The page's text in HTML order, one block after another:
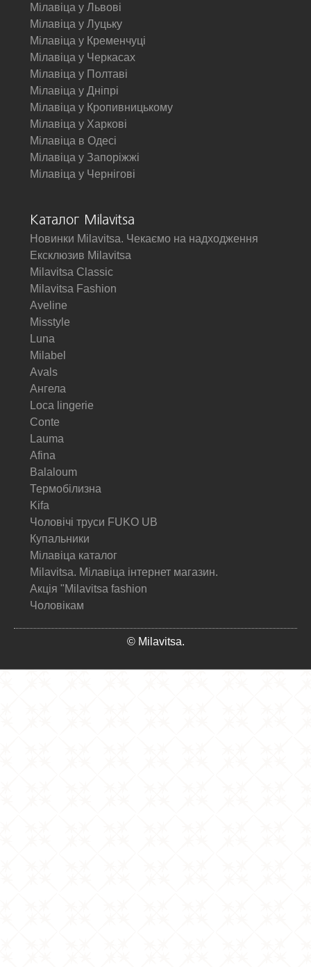
Мілавіца у Львові
Мілавіца у Луцьку
Мілавіца у Кременчуці
Мілавіца у Черкасах
Мілавіца у Полтаві
Мілавіца у Дніпрі
Мілавіца у Кропивницькому
Мілавіца у Харкові
Мілавіца в Одесі
Мілавіца у Запоріжжі
Мілавіца у Чернігові
Каталог Milavitsa
Новинки Milavitsa. Чекаємо на надходження
Ексклюзив Milavitsa
Milavitsa Classic
Milavitsa Fashion
Aveline
Misstyle
Luna
Milabel
Avals
Ангела
Loca lingerie
Conte
Lauma
Afina
Balaloum
Термобілизна
Kifa
Чоловічі труси FUKO UB
Купальники
Мілавіца каталог
Milavitsa. Мілавіца інтернет магазин.
Акція "Milavitsa fashion
Чоловікам
© Milavitsa.